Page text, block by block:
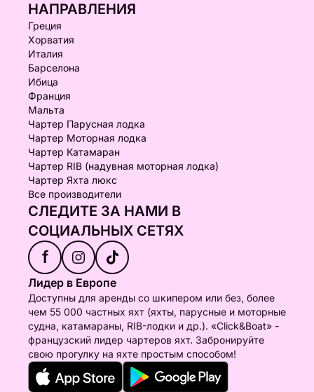
НАПРАВЛЕНИЯ
Греция
Хорватия
Италия
Барселона
Ибица
Франция
Мальта
Чартер Парусная лодка
Чартер Моторная лодка
Чартер Катамаран
Чартер RIB (надувная моторная лодка)
Чартер Яхта люкс
Все производители
СЛЕДИТЕ ЗА НАМИ В
СОЦИАЛЬНЫХ СЕТЯХ
f
Лидер в Европе
Доступны для аренды со шкипером или без, более
чем 55 000 частных яхт (яхты, парусные и моторные
судна, катамараны, RIB-лодки и др.). «Click&Boat» -
французский лидер чартеров яхт. Забронируйте
свою прогулку на яхте простым способом!